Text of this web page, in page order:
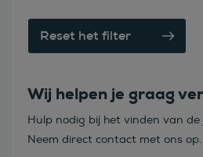
Reset het filter
Wij helpen je graag
Hulp nodig bij het vinden van
Neem direct contact met ons op.